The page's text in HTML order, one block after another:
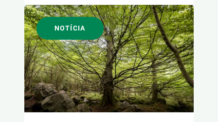
NOTÍCIA